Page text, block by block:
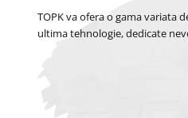
TOPK va ofera o gama variata
ultima tehnologie, dedicate